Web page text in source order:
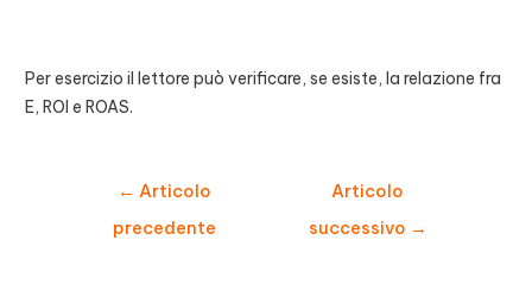
Per esercizio il lettore può verificare, se esiste, la relazione fra
E, ROI e ROAS.
Navigazione
← Articolo
precedente
Articolo
successivo →